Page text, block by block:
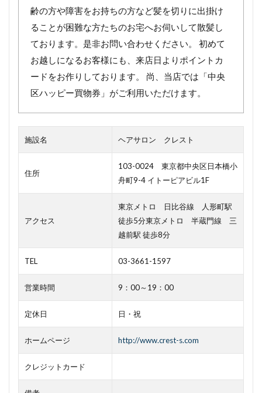
齢の方や障害をお持ちの方など髪を切りに出掛け
ることが困難な方たちのお宅へお伺いして散髪し
ております。是非お問い合わせください。 初めて
お越しになるお客様にも、来店日よりポイントカ
ードをお作りしております。 尚、当店では「中央
区ハッピー買物券」がご利用いただけます。
施設名 ヘアサロン クレスト
住所
103-0024 東京都中央区日本橋小
舟町9-4 イトーピアビル1F
アクセス
東京メトロ 日比谷線 人形町駅
徒歩5分東京メトロ 半蔵門線 三
越前駅 徒歩8分
TEL 03-3661-1597
営業時間 9：00～19：00
定休日 日・祝
ホームページ http://www.crest-s.com
クレジットカード